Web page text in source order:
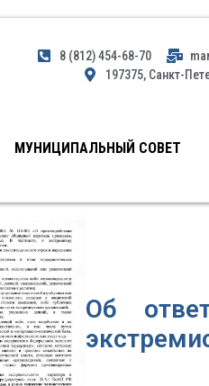
8 (812) 454-68-70
197375, Санкт-
МУНИЦИПАЛЬНЫЙ СОВЕТ
Об